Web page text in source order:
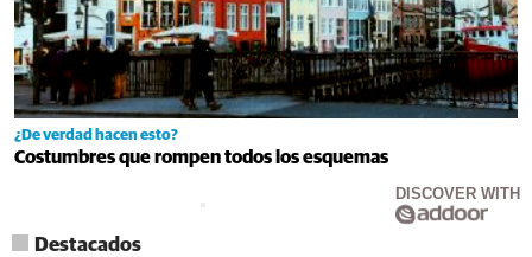
¿De verdad hacen esto?
Costumbres que rompen todos los esquemas
DISCOVER WITH
Destacados